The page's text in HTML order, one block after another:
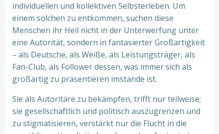
individuellen und kollektiven Selbsterleben. Um
einem solchen zu entkommen, suchen diese
Menschen ihr Heil nicht in der Unterwerfung unter
eine Autorität, sondern in fantasierter Großartigkeit
– als Deutsche, als Weiße, als Leistungsträger, als
Fan-Club, als Follower dessen, was immer sich als
großartig zu präsentieren imstande ist.
Sie als Autoritäre zu bekämpfen, trifft nur teilweise;
sie gesellschaftlich und politisch auszugrenzen und
zu stigmatisieren, verstärkt nur die Flucht in die